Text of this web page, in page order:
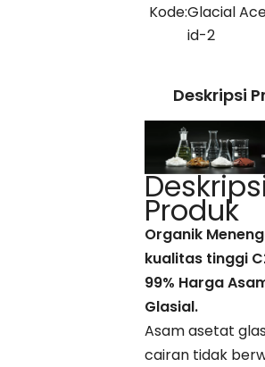
Kode:Glacial
id-2
Deskripsi
Produk
Organik
kualitas tinggi
99% Harga
Glasial.
Asam asetat
cairan tidak